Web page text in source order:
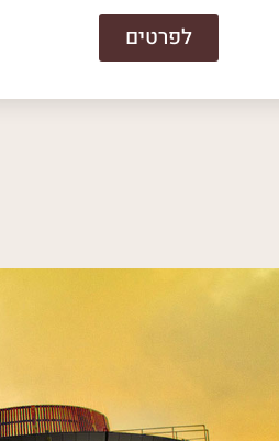
לפרטים